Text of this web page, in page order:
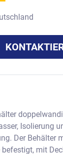
Isolierung
Der Behälter
befestigt, mit